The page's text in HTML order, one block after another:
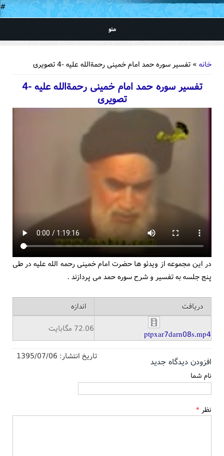
#
منو
خانه » تفسیر سوره حمد امام خمینی رحمةالله علیه -4 تصویری
تفسیر سوره حمد امام خمینی رحمةالله علیه -4
تصویری
در این مجموعه از ویدئو ها حضرت امام خمینی رحمه الله علیه در طی
پنج جلسه به تفسیر و شرح سوره حمد می پردازند .
دریافت اندازه
ptpxar7darn08s.mp4
72.06 مگابایت
تاریخ انتشار: 1395/07/06 افزودن دیدگاه جدید
نام شما
نظر *